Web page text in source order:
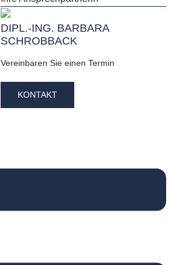
DIPL.-ING. BARBARA
SCHROBBACK
Vereinbaren Sie einen Termin
KONTAKT